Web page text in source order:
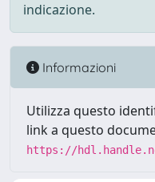
indicazione.
Informazioni
Utilizza questo
link a questo
https://